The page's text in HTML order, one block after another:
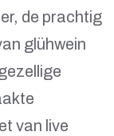
de prachtig
glühwein
van live